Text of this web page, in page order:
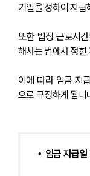
기일을 정하여 지급
또한 법정 근로시
해서는 법에서 정한
이에 따라 임금 지
으로 규정하게 됩니
•  임금 지급